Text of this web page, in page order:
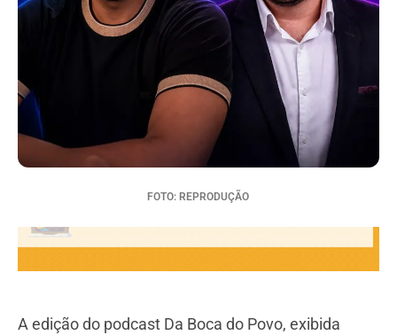
FOTO: REPRODUÇÃO
A edição do podcast Da Boca do Povo, exibida